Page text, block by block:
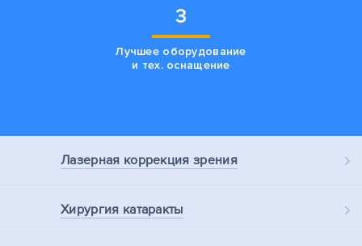
3
Лучшее оборудование
и тех. оснащение
Лазерная коррекция зрения
Хирургия катаракты